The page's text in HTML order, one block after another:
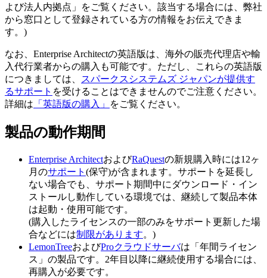
よび法人内拠点」をご覧ください。該当する場合には、弊社
から窓口として登録されている方の情報をお伝えできま
す。)
なお、Enterprise Architectの英語版は、海外の販売代理店や輸
入代行業者からの購入も可能です。ただし、これらの英語版
につきましては、
スパークスシステムズ ジャパンが提供す
るサポート を受けることはできませんのでご注意ください。
詳細は 「英語版の購入」 をご覧ください。
製品の動作期間
Enterprise ArchitectおよびRaQuestの新規購入時には12ヶ
月のサポート (保守)が含まれます。サポートを延長し
ない場合でも、サポート期間中にダウンロード・イン
ストールし動作している環境では、継続して製品本体
は起動・使用可能です。
(購入したライセンスの一部のみをサポート更新した場
合などには制限があります。)
LemonTreeおよびProクラウドサーバは「年間ライセン
ス」の製品です。2年目以降に継続使用する場合には、
再購入が必要です。